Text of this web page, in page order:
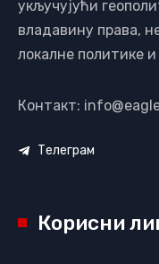
укључујући
владавину права,
локалне политике
Контакт:
Телеграм
Корисни